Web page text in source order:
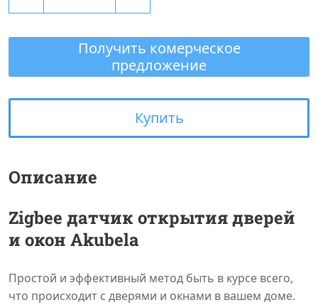
Получить комерческое
предложение
Купить
Описание
Zigbee датчик открытия дверей
и окон Akubela
Простой и эффективный метод быть в курсе всего,
что происходит с дверями и окнами в вашем доме.